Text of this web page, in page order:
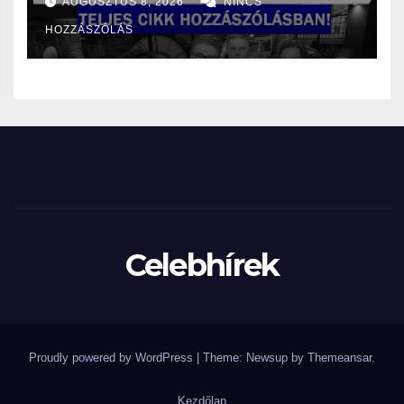
HOZZÁSZÓLÁS
Celebhírek
Proudly powered by WordPress Theme: Newsup by Themeansar.
Kezdőlap